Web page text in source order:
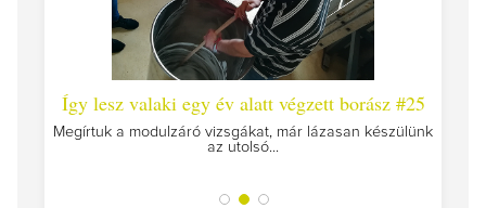
Így lesz valaki egy év alatt végzett borász #25
Megírtuk a modulzáró vizsgákat, már lázasan készülünk
az utolsó...